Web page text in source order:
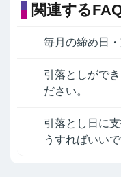
関連する
毎月の締め日
引落としがで
ださい。
引落とし日に
うすればいいで